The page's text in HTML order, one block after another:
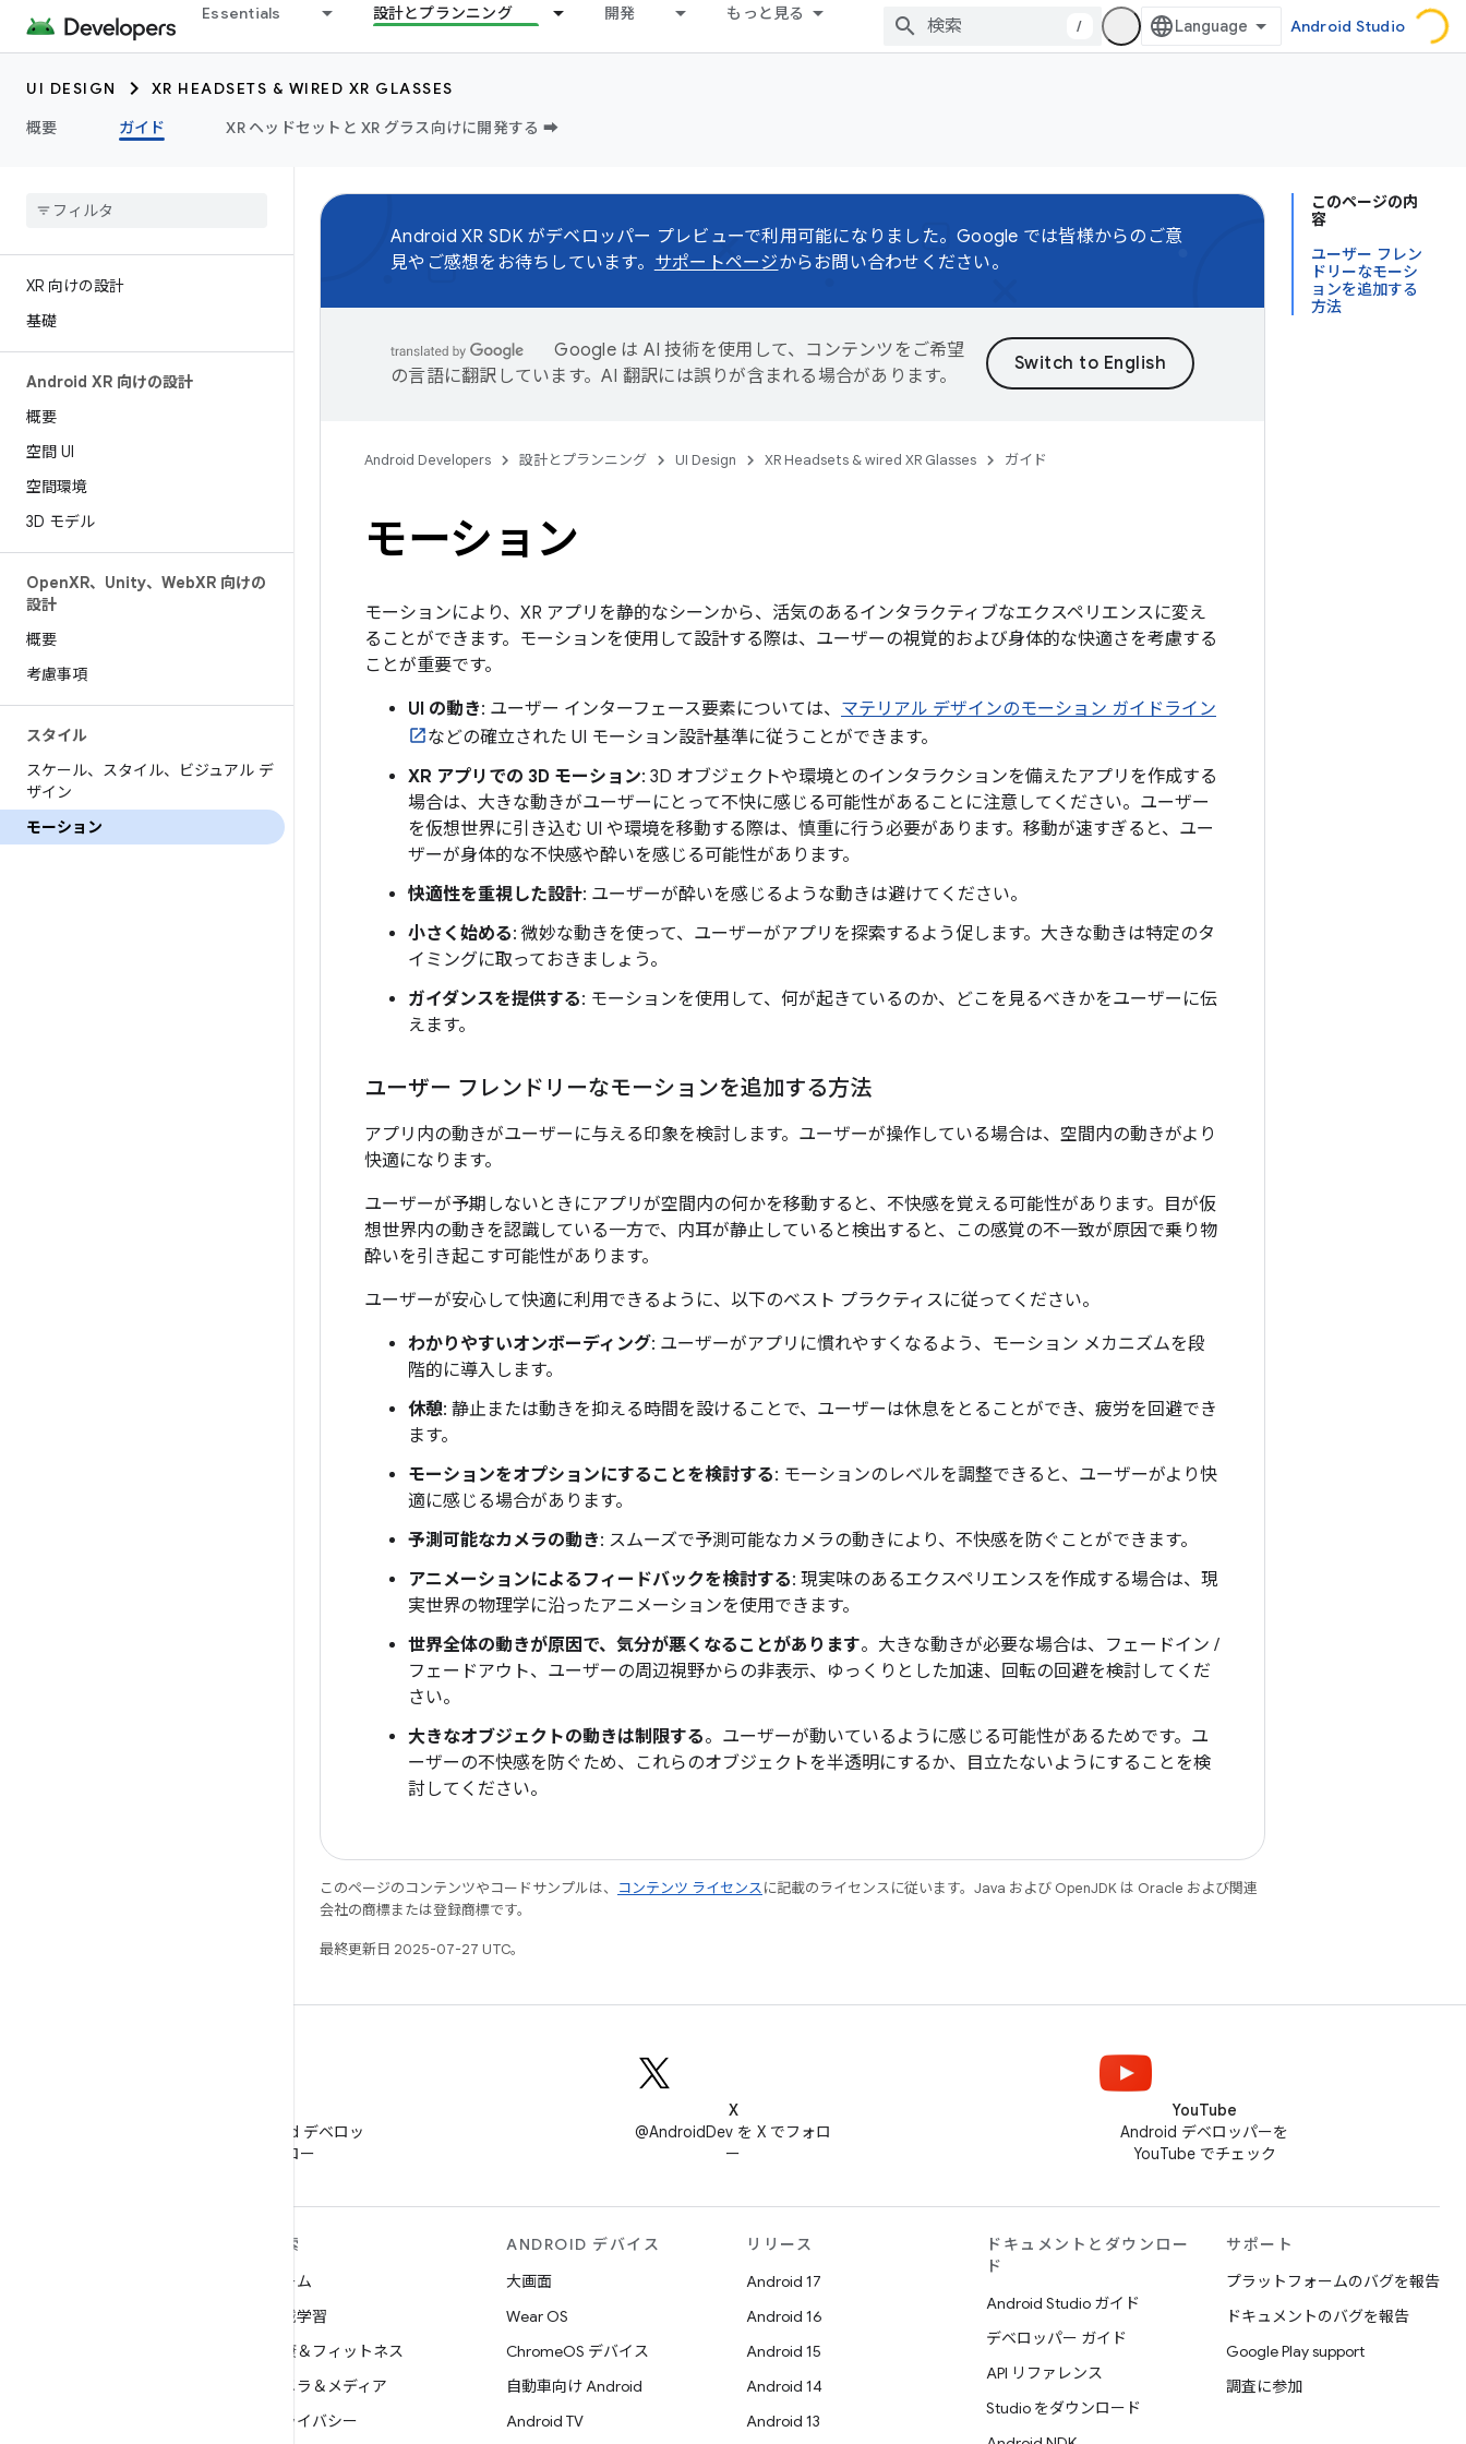
Essentials 設計とプランニング 開発 もっと見る
/ Android Studio
UI DESIGN
XR HEADSETS & WIRED XR GLASSES
概要
ガイド XR ヘッドセットと XR グラス向けに開発する ➡️
XR 向けの設計
基礎
Android XR 向けの設計
概要
空間 UI
空間環境
3D モデル
OpenXR、Unity、WebXR 向けの
設計
概要
考慮事項
スタイル
スケール、スタイル、ビジュアル デ
ザイン
モーション
このページの内
容
ユーザー フレン
ドリーなモーシ
ョンを追加する
方法
Android XR SDK がデベロッパー プレビューで利用可能になりました。Google では皆様からのご意
見やご感想をお待ちしています。 サポートページからお問い合わせください。
Google は AI 技術を使用して、コンテンツをご希望
の言語に翻訳しています。AI 翻訳には誤りが含まれる場合があります。
Android Developers 設計とプランニング UI Design XR Headsets & wired XR Glasses ガイド
モーション
モーションにより、XR アプリを静的なシーンから、活気のあるインタラクティブなエクスペリエンスに変え
ることができます。モーションを使用して設計する際は、ユーザーの視覚的および身体的な快適さを考慮する
ことが重要です。
UI の動き: ユーザー インターフェース要素については、 マテリアル デザインのモーション ガイドライン
などの確立された UI モーション設計基準に従うことができます。
XR アプリでの 3D モーション: 3D オブジェクトや環境とのインタラクションを備えたアプリを作成する
場合は、大きな動きがユーザーにとって不快に感じる可能性があることに注意してください。ユーザー
を仮想世界に引き込む UI や環境を移動する際は、慎重に行う必要があります。移動が速すぎると、ユー
ザーが身体的な不快感や酔いを感じる可能性があります。
快適性を重視した設計: ユーザーが酔いを感じるような動きは避けてください。
小さく始める: 微妙な動きを使って、ユーザーがアプリを探索するよう促します。大きな動きは特定のタ
イミングに取っておきましょう。
ガイダンスを提供する: モーションを使用して、何が起きているのか、どこを見るべきかをユーザーに伝
えます。
ユーザー フレンドリーなモーションを追加する方法
アプリ内の動きがユーザーに与える印象を検討します。ユーザーが操作している場合は、空間内の動きがより
快適になります。
ユーザーが予期しないときにアプリが空間内の何かを移動すると、不快感を覚える可能性があります。目が仮
想世界内の動きを認識している一方で、内耳が静止していると検出すると、この感覚の不一致が原因で乗り物
酔いを引き起こす可能性があります。
ユーザーが安心して快適に利用できるように、以下のベスト プラクティスに従ってください。
わかりやすいオンボーディング: ユーザーがアプリに慣れやすくなるよう、モーション メカニズムを段
階的に導入します。
休憩: 静止または動きを抑える時間を設けることで、ユーザーは休息をとることができ、疲労を回避でき
ます。
モーションをオプションにすることを検討する: モーションのレベルを調整できると、ユーザーがより快
適に感じる場合があります。
予測可能なカメラの動き: スムーズで予測可能なカメラの動きにより、不快感を防ぐことができます。
アニメーションによるフィードバックを検討する: 現実味のあるエクスペリエンスを作成する場合は、現
実世界の物理学に沿ったアニメーションを使用できます。
世界全体の動きが原因で、気分が悪くなることがあります。大きな動きが必要な場合は、フェードイン /
フェードアウト、ユーザーの周辺視野からの非表示、ゆっくりとした加速、回転の回避を検討してくだ
さい。
大きなオブジェクトの動きは制限する。ユーザーが動いているように感じる可能性があるためです。ユ
ーザーの不快感を防ぐため、これらのオブジェクトを半透明にするか、目立たないようにすることを検
討してください。
このページのコンテンツやコードサンプルは、 コンテンツ ライセンスに記載のライセンスに従います。Java および OpenJDK は Oracle および関連
会社の商標または登録商標です。
最終更新日 2025-07-27 UTC。
WeChat で Android デベロッ
パーをフォロー
X
@AndroidDev を X でフォロ
ー
YouTube
Android デベロッパーを
YouTube でチェック
探索
ゲーム
機械学習
健康＆フィットネス
カメラ＆メディア
プライバシー
ANDROID デバイス
大画面
Wear OS
ChromeOS デバイス
自動車向け Android
Android TV
リリース
Android 17
Android 16
Android 15
Android 14
Android 13
ドキュメントとダウンロー
ド
Android Studio ガイド
デベロッパー ガイド
API リファレンス
Studio をダウンロード
サポート
プラットフォームのバグを報告
ドキュメントのバグを報告
Google Play support
調査に参加